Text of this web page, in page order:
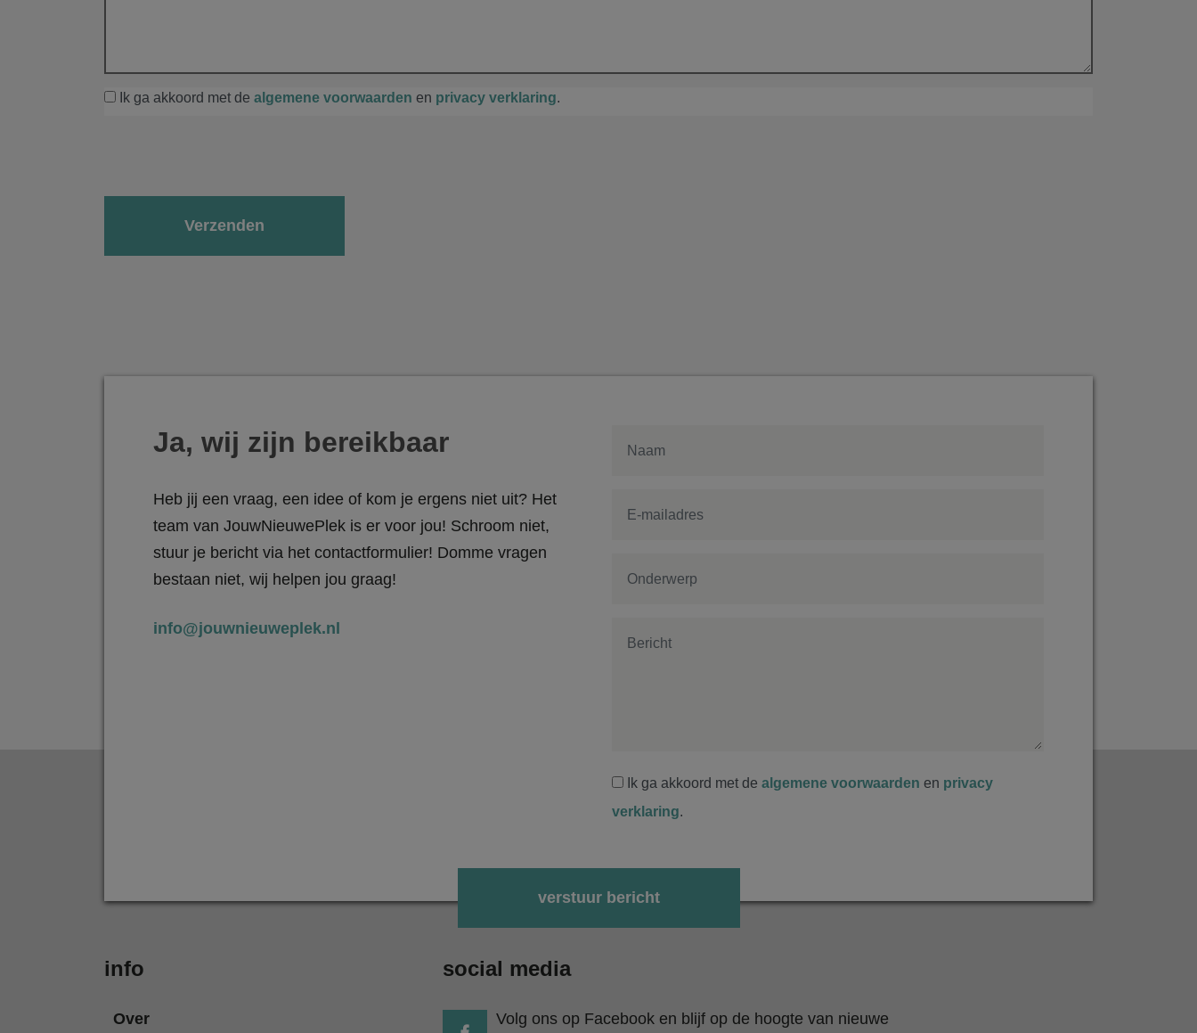
Ik ga akkoord met de algemene voorwaarden en privacy verklaring.
Ja, wij zijn bereikbaar
Heb jij een vraag, een idee of kom je ergens niet uit? Het
team van JouwNieuwePlek is er voor jou! Schroom niet,
stuur je bericht via het contactformulier! Domme vragen
bestaan niet, wij helpen jou graag!
info@jouwnieuweplek.nl
Ik ga akkoord met de algemene voorwaarden en privacy
verklaring.
info
Over
social media
Volg ons op Facebook en blijf op de hoogte van nieuwe